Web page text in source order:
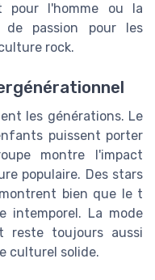
pour l'homme ou la
passion pour les
rock.
les générations. Le
puissent porter
montre l'impact
populaire. Des stars
montrent bien que le t
intemporel. La mode
reste toujours aussi
culturel solide.